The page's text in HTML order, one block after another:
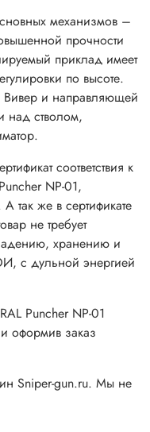
механизмов –
прочности
приклад имеет
по высоте.
Вивер и направляющей
над стволом,
соответствия к
NP-01,
так же в сертификате
не требует
хранению и
с дульной энергией
Puncher NP-01
оформив заказ
Sniper-gun.ru. Мы не